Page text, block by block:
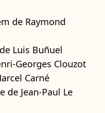
de Raymond
Luis Buñuel
Georges Clouzot
Carné
de Jean-Paul Le